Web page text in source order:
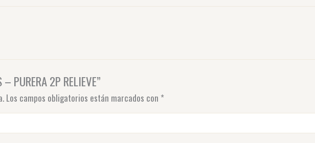
PURERA 2P RELIEVE”
Los campos obligatorios están marcados con *